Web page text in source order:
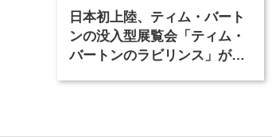
日本初上陸、ティム・バート
ンの没入型展覧会「ティム・
バートンのラビリンス」が東